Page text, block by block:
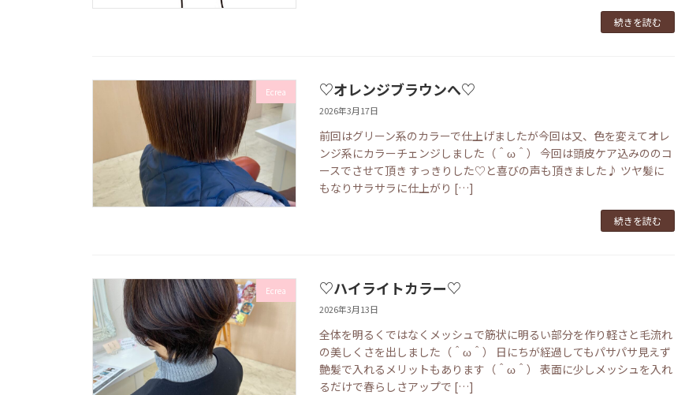
続きを読む
Ecrea ♡オレンジブラウンへ♡
2026年3月17日
前回はグリーン系のカラーで仕上げましたが今回は又、色を変えてオレ
ンジ系にカラーチェンジしました（＾ω＾） 今回は頭皮ケア込みののコ
ースでさせて頂き すっきりした♡と喜びの声も頂きました♪ ツヤ髪に
もなりサラサラに仕上がり […]
続きを読む
Ecrea ♡ハイライトカラー♡
2026年3月13日
全体を明るくではなくメッシュで筋状に明るい部分を作り軽さと毛流れ
の美しくさを出しました（＾ω＾） 日にちが経過してもパサパサ見えず
艶髪で入れるメリットもあります（＾ω＾） 表面に少しメッシュを入れ
るだけで春らしさアップで […]